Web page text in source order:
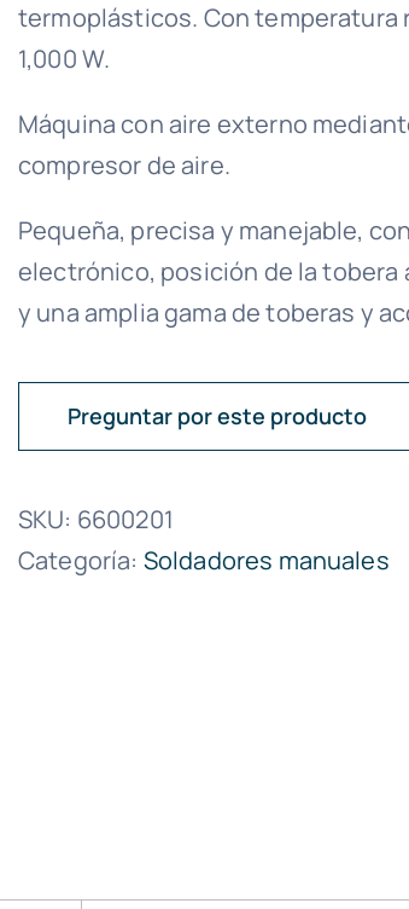
termoplásticos. Con temperatura
1,000 W.
Máquina con aire externo
compresor de aire.
Pequeña, precisa y manejable,
electrónico, posición de la tobera
y una amplia gama de toberas y
Preguntar por este producto
SKU: 6600201
Categoría: Soldadores manuales